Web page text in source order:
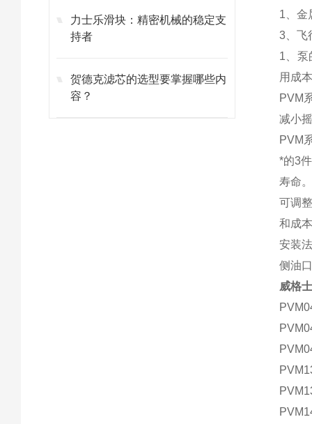
力士乐滑块：精密机械的稳定支
持者
贺德克滤芯的选型要掌握哪些内
容？
1、金
3、飞
1、泵
用成
PVM
减小
PVM
*的3
寿命
可调
和成
安装
侧油
威格